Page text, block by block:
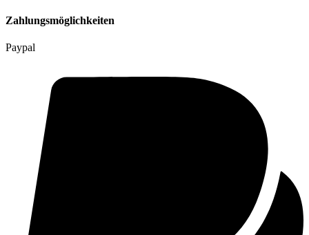
Zahlungsmöglichkeiten
Paypal